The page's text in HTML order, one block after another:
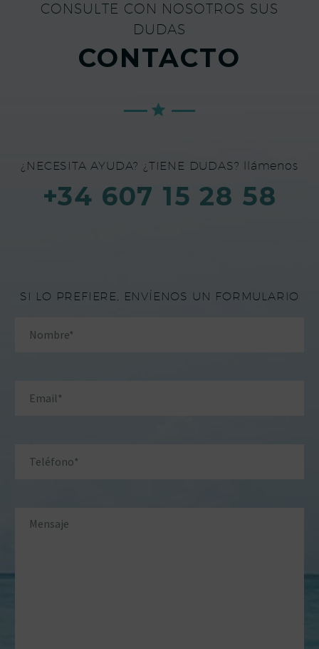
CONSULTE CON NOSOTROS SUS
DUDAS
CONTACTO
¿NECESITA AYUDA? ¿TIENE DUDAS? llámenos
+34 607 15 28 58
SI LO PREFIERE, ENVÍENOS UN FORMULARIO